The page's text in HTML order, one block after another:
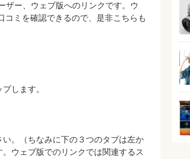
ザー、ウェブ版へのリンクです。ウ
コミを確認できるので、是非こちらも
します。
。（ちなみに下の３つのタブは左か
ウェブ版でのリンクでは関連するス